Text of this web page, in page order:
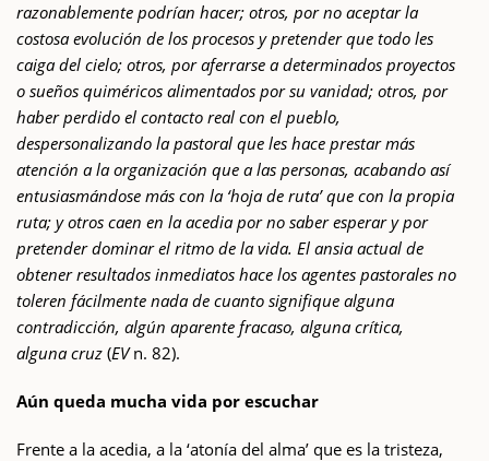
razonablemente podrían hacer; otros, por no aceptar la
costosa evolución de los procesos y pretender que todo les
caiga del cielo; otros, por aferrarse a determinados proyectos
o sueños quiméricos alimentados por su vanidad; otros, por
haber perdido el contacto real con el pueblo,
despersonalizando la pastoral que les hace prestar más
atención a la organización que a las personas, acabando así
entusiasmándose más con la ‘hoja de ruta’ que con la propia
ruta; y otros caen en la acedia por no saber esperar y por
pretender dominar el ritmo de la vida. El ansia actual de
obtener resultados inmediatos hace los agentes pastorales no
toleren fácilmente nada de cuanto signifique alguna
contradicción, algún aparente fracaso, alguna crítica,
alguna cruz (EVn. 82).
Aún queda mucha vida por escuchar
Frente a la acedia, a la ‘atonía del alma’ que es la tristeza,